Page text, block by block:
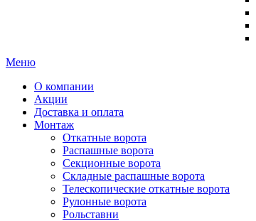
Меню
О компании
Акции
Доставка и оплата
Монтаж
Откатные ворота
Распашные ворота
Секционные ворота
Складные распашные ворота
Телескопические откатные ворота
Рулонные ворота
Рольставни